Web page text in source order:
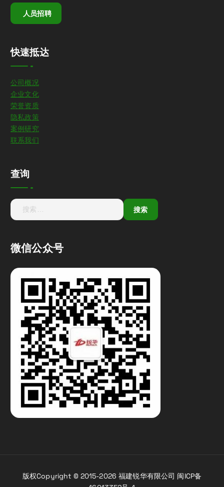
人员招聘
快速抵达
公司概况
企业文化
荣誉资质
隐私政策
案例研究
联系我们
查询
微信公众号
版权Copyright © 2015-2026 福建锐华有限公司 闽ICP备